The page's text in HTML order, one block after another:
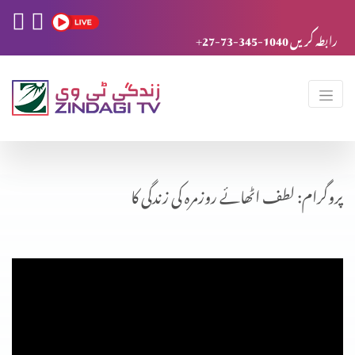
+27-73-345-1040 رابطہ کریں
پروگرام: لطف اٹھائے روزمرہ کی زندگی کا